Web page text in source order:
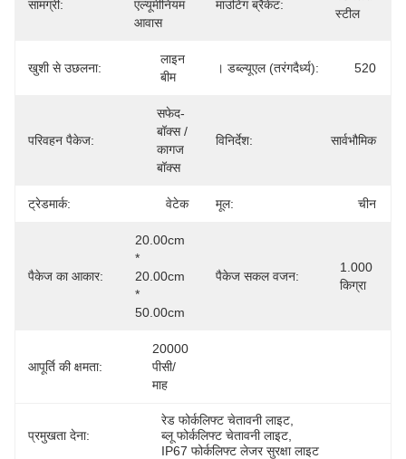
सामग्री:
एल्यूमीनियम
आवास
माउंटिंग ब्रैकेट:
स्टील
खुशी से उछलना:
लाइन
बीम
। डब्ल्यूएल (तरंगदैर्ध्य): 520
परिवहन पैकेज:
सफेद-
बॉक्स /
कागज
बॉक्स
विनिर्देश: सार्वभौमिक
ट्रेडमार्क: वेटेक मूल: चीन
पैकेज का आकार:
20.00cm
*
20.00cm
*
50.00cm
पैकेज सकल वजन:
1.000
किग्रा
आपूर्ति की क्षमता:
20000
पीसी/
माह
प्रमुखता देना:
रेड फोर्कलिफ्ट चेतावनी लाइट
ब्लू फोर्कलिफ्ट चेतावनी लाइट
IP67 फोर्कलिफ्ट लेजर सुरक्षा लाइट